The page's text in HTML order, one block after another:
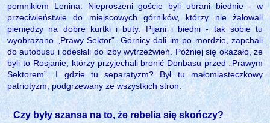
pomnikiem Lenina. Nieproszeni goście byli ubrani biednie - w
przeciwieństwie do miejscowych górników, którzy nie żałowali
pieniędzy na dobre kurtki i buty. Pijani i biedni - tak sobie tu
wyobrażano „Prawy Sektor”. Górnicy dali im po mordzie, zapchali
do autobusu i odesłali do izby wytrzeźwień. Później się okazało, że
byli to Rosjanie, którzy przyjechali bronić Donbasu przed „Prawym
Sektorem”. I gdzie tu separatyzm? Był tu małomiasteczkowy
patriotyzm, podgrzewany ze wszystkich stron.
-Czy były szansa na to, że rebelia się skończy?